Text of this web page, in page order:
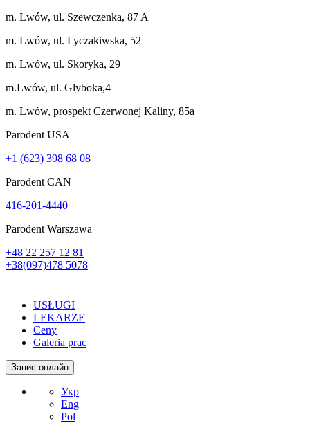
m. Lwów, ul. Szewczenka, 87 A
m. Lwów, ul. Lyczakiwska, 52
m. Lwów, ul. Skoryka, 29
m.Lwów, ul. Glyboka,4
m. Lwów, prospekt Czerwonej Kaliny, 85a
Parodent USА
+1 (623) 398 68 08
Parodent CAN
416-201-4440
Parodent Warszawa
+48 22 257 12 81
+38(097)478 5078
USŁUGI
LEKARZE
Ceny
Galeria prac
Запис онлайн
Укр
Eng
Pol